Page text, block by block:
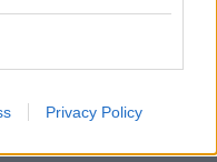
Privacy Policy
με τον
«Διασταυρώστε
πριν
τη βλακεία σας»